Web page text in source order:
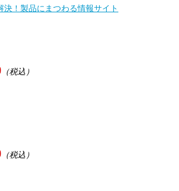
決！製品にまつわる情報サイト
（税込）
（税込）